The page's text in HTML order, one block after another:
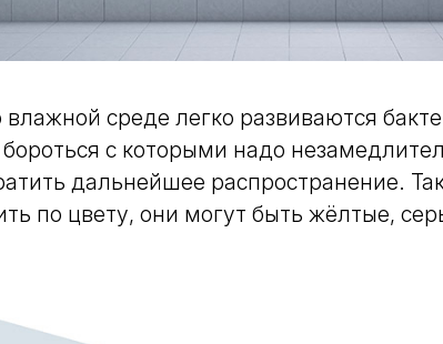
влажной среде легко развиваются
с которыми надо
дальнейшее распространение.
по цвету, они могут быть жёлтые,